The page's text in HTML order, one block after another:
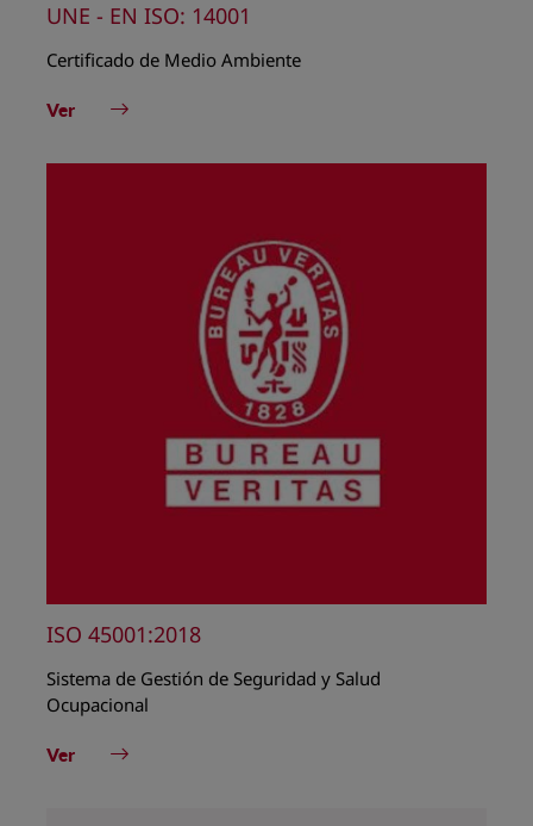
UNE - EN ISO: 14001
Certificado de Medio Ambiente
Ver
ISO 45001:2018
Sistema de Gestión de Seguridad y Salud
Ocupacional
Ver